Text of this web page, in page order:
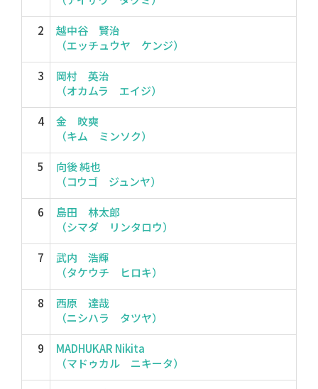
2
越中谷 賢治
（エッチュウヤ ケンジ）
3
岡村 英治
（オカムラ エイジ）
4
金 旼奭
（キム ミンソク）
5
向後 純也
（コウゴ ジュンヤ）
6
島田 林太郎
（シマダ リンタロウ）
7
武内 浩輝
（タケウチ ヒロキ）
8
西原 達哉
（ニシハラ タツヤ）
9
MADHUKAR Nikita
（マドゥカル ニキータ）